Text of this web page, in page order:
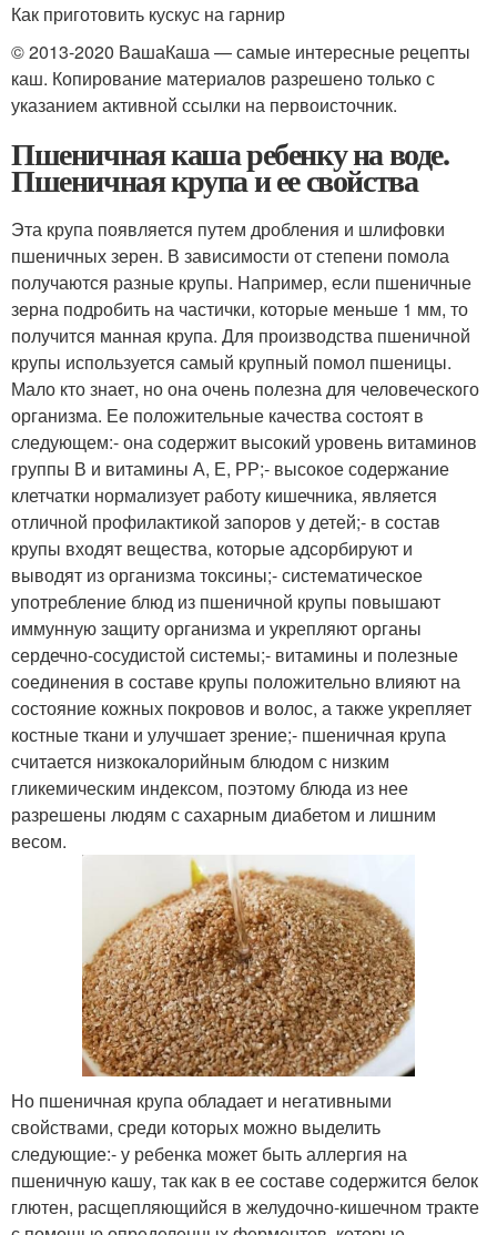
Как приготовить кускус на гарнир
© 2013-2020 ВашаКаша — самые интересные рецепты
каш. Копирование материалов разрешено только с
указанием активной ссылки на первоисточник.
Пшеничная каша ребенку на воде.
Пшеничная крупа и ее свойства
Эта крупа появляется путем дробления и шлифовки
пшеничных зерен. В зависимости от степени помола
получаются разные крупы. Например, если пшеничные
зерна подробить на частички, которые меньше 1 мм, то
получится манная крупа. Для производства пшеничной
крупы используется самый крупный помол пшеницы.
Мало кто знает, но она очень полезна для человеческого
организма. Ее положительные качества состоят в
следующем:- она содержит высокий уровень витаминов
группы В и витамины А, Е, РР;- высокое содержание
клетчатки нормализует работу кишечника, является
отличной профилактикой запоров у детей;- в состав
крупы входят вещества, которые адсорбируют и
выводят из организма токсины;- систематическое
употребление блюд из пшеничной крупы повышают
иммунную защиту организма и укрепляют органы
сердечно-сосудистой системы;- витамины и полезные
соединения в составе крупы положительно влияют на
состояние кожных покровов и волос, а также укрепляет
костные ткани и улучшает зрение;- пшеничная крупа
считается низкокалорийным блюдом с низким
гликемическим индексом, поэтому блюда из нее
разрешены людям с сахарным диабетом и лишним
весом.
Но пшеничная крупа обладает и негативными
свойствами, среди которых можно выделить
следующие:- у ребенка может быть аллергия на
пшеничную кашу, так как в ее составе содержится белок
глютен, расщепляющийся в желудочно-кишечном тракте